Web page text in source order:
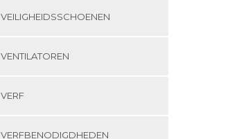
VEILIGHEIDSSCHOENEN
VENTILATOREN
VERF
VERFBENODIGDHEDEN